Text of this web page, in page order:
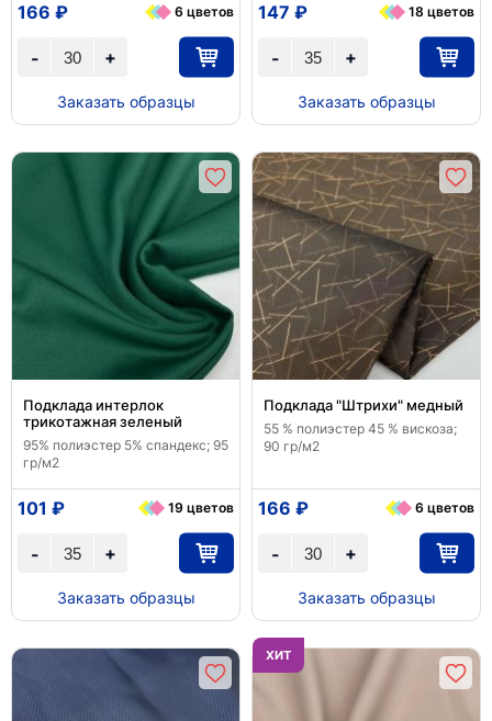
+
-
166 ₽ 6 цветов
Заказать образцы
+
-
147 ₽ 18 цветов
Заказать образцы
Подклада интерлок
трикотажная зеленый
95% полиэстер 5% спандекс; 95
гр/м2
+
-
101 ₽ 19 цветов
Заказать образцы
Подклада "Штрихи" медный
55 % полиэстер 45 % вискоза;
90 гр/м2
+
-
166 ₽ 6 цветов
Заказать образцы
ХИТ